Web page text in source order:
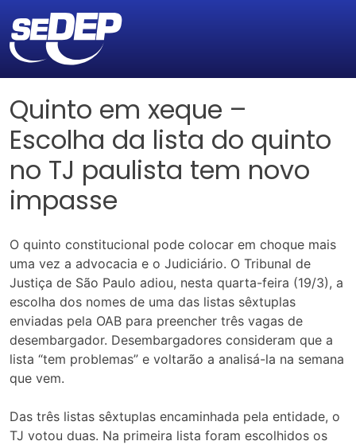
Quinto em xeque –
Escolha da lista do quinto
no TJ paulista tem novo
impasse
O quinto constitucional pode colocar em choque mais
uma vez a advocacia e o Judiciário. O Tribunal de
Justiça de São Paulo adiou, nesta quarta-feira (19/3), a
escolha dos nomes de uma das listas sêxtuplas
enviadas pela OAB para preencher três vagas de
desembargador. Desembargadores consideram que a
lista “tem problemas” e voltarão a analisá-la na semana
que vem.
Das três listas sêxtuplas encaminhada pela entidade, o
TJ votou duas. Na primeira lista foram escolhidos os